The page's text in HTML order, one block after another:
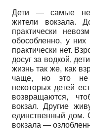
Дети — самые
жители вокзала.
практически
обособленно, у них
практически нет.
досуг за водкой,
жизнь так же, как
чаще, но это не
некоторых детей
возвращаются,
вокзал. Другие
единственный дом.
вокзала —